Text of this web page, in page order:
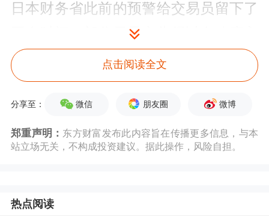
日本财务省此前的预警给交易员留下了
平仓时间，部分日元空头得以在政府入
场前退出。消息人士称，下一轮干预将
尽量减少此类机会，通过突然行动迫使
空头集中回补，从而放大日元反弹幅
度。
点击阅读全文
分享至： 微信 朋友圈 微博
郑重声明： 东方财富发布此内容旨在传播更多信息，与本
站立场无关，不构成投资建议。据此操作，风险自担。
热点阅读